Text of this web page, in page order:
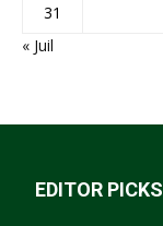
31
« Juil
EDITOR PICKS